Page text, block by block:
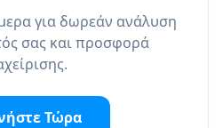
για δωρεάν ανάλυση
σας και προσφορά
Τώρα